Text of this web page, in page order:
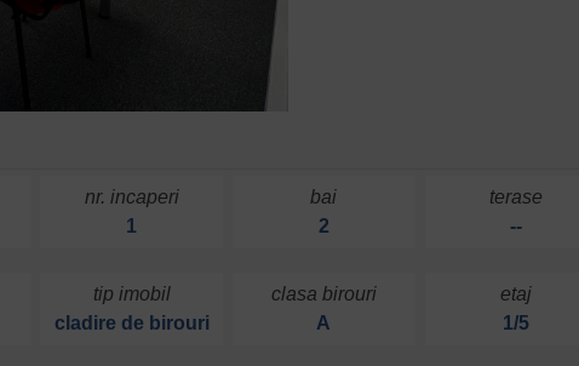
nr. incaperi
1
bai
2
terase
--
tip imobil
cladire de birouri
clasa birouri
A
etaj
1/5